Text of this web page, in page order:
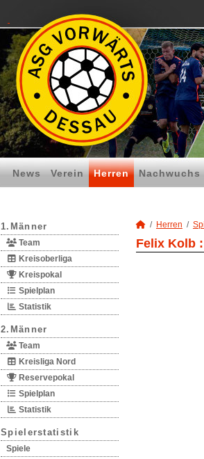
News Verein Herren Nachwuchs
1.Männer
Team
Kreisoberliga
Kreispokal
Spielplan
Statistik
2.Männer
Team
Kreisliga Nord
Reservepokal
Spielplan
Statistik
Spielerstatistik
Spiele
Herren
Felix Kolb